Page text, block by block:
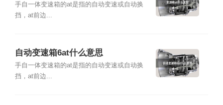
手自一体变速箱的at是指的自动变速或自动换
挡，at前边...
自动变速箱6at什么意思
手自一体变速箱的at是指的自动变速或自动换
挡，at前边...